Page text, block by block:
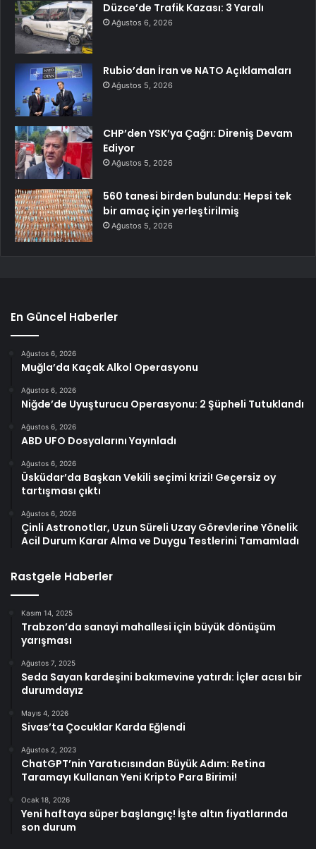
Düzce’de Trafik Kazası: 3 Yaralı
Ağustos 6, 2026
Rubio’dan İran ve NATO Açıklamaları
Ağustos 5, 2026
CHP’den YSK’ya Çağrı: Direniş Devam
Ediyor
Ağustos 5, 2026
560 tanesi birden bulundu: Hepsi tek
bir amaç için yerleştirilmiş
Ağustos 5, 2026
En Güncel Haberler
Ağustos 6, 2026
Muğla’da Kaçak Alkol Operasyonu
Ağustos 6, 2026
Niğde’de Uyuşturucu Operasyonu: 2 Şüpheli Tutuklandı
Ağustos 6, 2026
ABD UFO Dosyalarını Yayınladı
Ağustos 6, 2026
Üsküdar’da Başkan Vekili seçimi krizi! Geçersiz oy
tartışması çıktı
Ağustos 6, 2026
Çinli Astronotlar, Uzun Süreli Uzay Görevlerine Yönelik
Acil Durum Karar Alma ve Duygu Testlerini Tamamladı
Rastgele Haberler
Kasım 14, 2025
Trabzon’da sanayi mahallesi için büyük dönüşüm
yarışması
Ağustos 7, 2025
Seda Sayan kardeşini bakımevine yatırdı: İçler acısı bir
durumdayız
Mayıs 4, 2026
Sivas’ta Çocuklar Karda Eğlendi
Ağustos 2, 2023
ChatGPT’nin Yaratıcısından Büyük Adım: Retina
Taramayı Kullanan Yeni Kripto Para Birimi!
Ocak 18, 2026
Yeni haftaya süper başlangıç! İşte altın fiyatlarında
son durum